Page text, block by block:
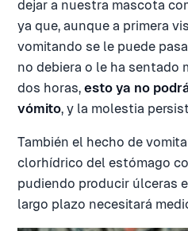
dejar a nuestra mascota
ya que, aunque a primera
vomitando se le puede
no debiera o le ha sentado
dos horas, esto ya no
vómito, y la molestia
También el hecho de
clorhídrico del estómago
pudiendo producir úlceras
largo plazo necesitará